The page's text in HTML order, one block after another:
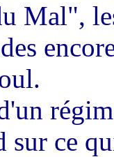
Mal",
sur ce